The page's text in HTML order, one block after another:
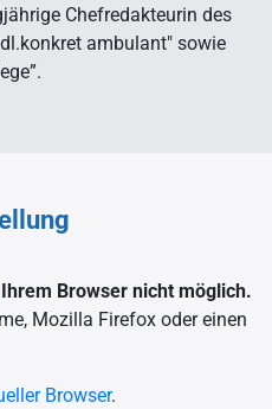
Chefredakteurin des
ambulant" sowie
Browser nicht möglich.
Mozilla Firefox oder einen
Browser.